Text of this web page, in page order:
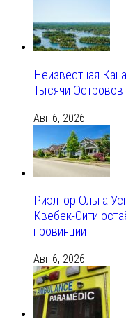
Неизвестная
Тысячи Островов
Авг 6, 2026
Риэлтор Ольга
Квебек-Сити
провинции
Авг 6, 2026